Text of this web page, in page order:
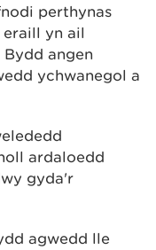
perthynas
yn ail
angen
ychwanegol a
ardaloedd
gyda'r
agwedd lle